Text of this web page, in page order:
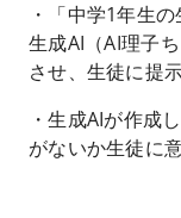
・「中学1年生
生成AI（AI理子
させ、生徒に提
・生成AIが作成
がないか生徒に